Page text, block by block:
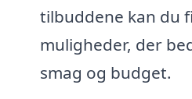
tilbuddene kan du
muligheder, der
smag og budget.